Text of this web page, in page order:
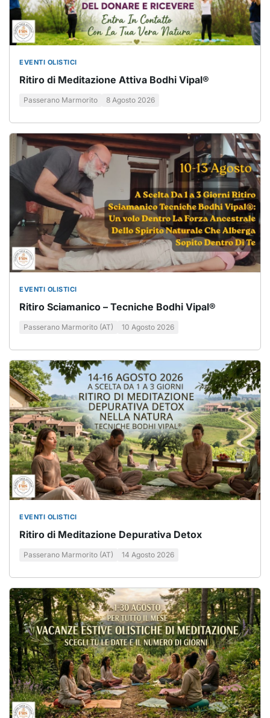
EVENTI OLISTICI
Ritiro di Meditazione Attiva Bodhi Vipal®
Passerano Marmorito 8 Agosto 2026
EVENTI OLISTICI
Ritiro Sciamanico – Tecniche Bodhi Vipal®
Passerano Marmorito (AT) 10 Agosto 2026
EVENTI OLISTICI
Ritiro di Meditazione Depurativa Detox
Passerano Marmorito (AT) 14 Agosto 2026